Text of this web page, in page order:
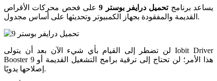
يساعد برنامجتحميل درايفر بوستر 9
على فحص محركات الأقراص
القديمة والمفقودة بجهاز الكمبيوتر وتحديثها على أساس مجدول.
لن تضطر إلى القيام بأي شيء الآن بعد أن يتولى Iobit Driver
Booster 9 هذا الأمر؛ لن تحتاج إلى ترقية برامج التشغيل القديمة أو
إصلاحها يدويًا.